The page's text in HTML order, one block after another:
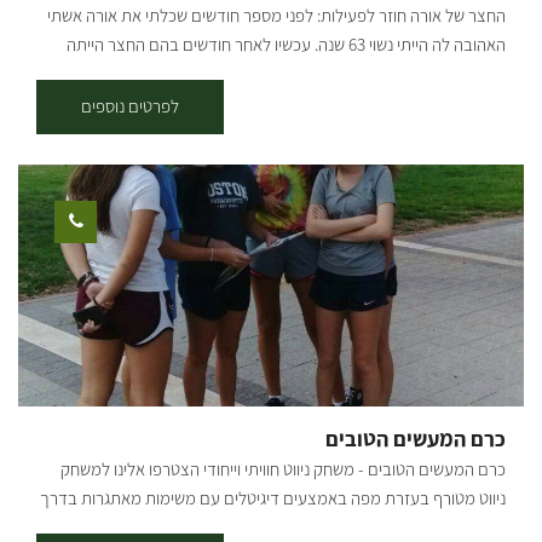
ids="29503,29495,29499,30083,30085,30087,30089,30091,30095,30
097,29497,29501"]
החצר של אורה חוזר לפעילות: לפני מספר חודשים שכלתי את אורה אשתי
האהובה לה הייתי נשוי 63 שנה. עכשיו לאחר חודשים בהם החצר הייתה
אנשים בחיוך ובאהבה. אני שמח לפתוח את החצר ולקבל מבקרים לקבוצות
קטנות ומשפחות בין 4-20 אנשים. הפעילות כוללת: סיור ייחודי מודרך
בבוסתן של 120 עצי פרי מ-80 זנים של פירות אקזוטיים. בליווי סיפור
שורשים אישי ומרתק וסיפור ראשית ההתיישבות בנגב.. * טעמי המטבח
התימני מעשי ידיה של אורה, אותם טעמו אלפי מבקרים לא יוגשו עוד לצערי
אך נמשיך לארח אתכם עם מיץ מפירות הבוסתן ומכירת ליקרים. המקום
סגור בשבתות וחגי ישראל הביקור בתיאום מראש בלבד. אשמח לארח
אתכם
לפרטים נוספים
כרם המעשים הטובים
כרם המעשים הטובים - משחק ניווט חוויתי וייחודי הצטרפו אלינו למשחק
ניווט מטורף בעזרת מפה באמצעים דיגיטלים עם משימות מאתגרות בדרך